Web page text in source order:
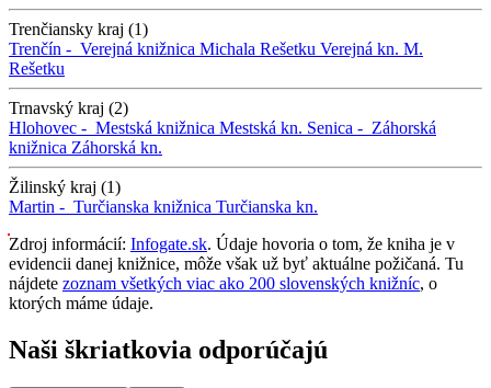
Trenčiansky kraj (1)
Trenčín - Verejná knižnica Michala Rešetku Verejná kn. M.
Rešetku
Trnavský kraj (2)
Hlohovec - Mestská knižnica Mestská kn. Senica - Záhorská
knižnica Záhorská kn.
Žilinský kraj (1)
Martin - Turčianska knižnica Turčianska kn.
Zdroj informácií: Infogate.sk. Údaje hovoria o tom, že kniha je v
evidencii danej knižnice, môže však už byť aktuálne požičaná. Tu
nájdete zoznam všetkých viac ako 200 slovenských knižníc, o
ktorých máme údaje.
Naši škriatkovia odporúčajú